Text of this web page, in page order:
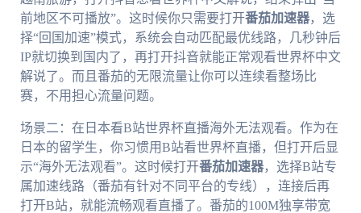
前地区不可播放”。这时候你只需要打开番茄加速器，选
择“回国加速”模式，系统会自动匹配最优线路，几秒钟后
IP就切换到国内了，再打开抖音就能正常观看世界杯中文
解说了。而且番茄的无限流量让你可以连续看整场比
赛，不用担心流量问题。
场景二：在日本看B站世界杯直播海外无法观看。作为在
日本的留学生，你习惯用B站看世界杯直播，但打开后显
示“海外无法观看”。这时候打开番茄加速器，选择B站专
属加速线路（番茄有针对不同平台的专线），连接后再
打开B站，就能流畅观看直播了。番茄的100M独享带宽